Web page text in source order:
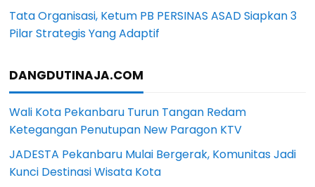
Tata Organisasi, Ketum PB PERSINAS ASAD Siapkan 3
Pilar Strategis Yang Adaptif
DANGDUTINAJA.COM
Wali Kota Pekanbaru Turun Tangan Redam
Ketegangan Penutupan New Paragon KTV
JADESTA Pekanbaru Mulai Bergerak, Komunitas Jadi
Kunci Destinasi Wisata Kota